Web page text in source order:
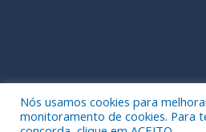
Todos os direitos
Nós usamos cookies para
monitoramento de cookies. Para